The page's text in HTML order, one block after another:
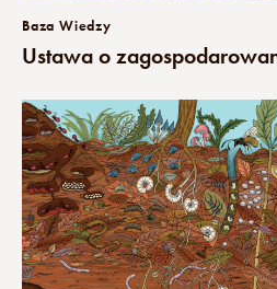
Baza Wiedzy
Ustawa o